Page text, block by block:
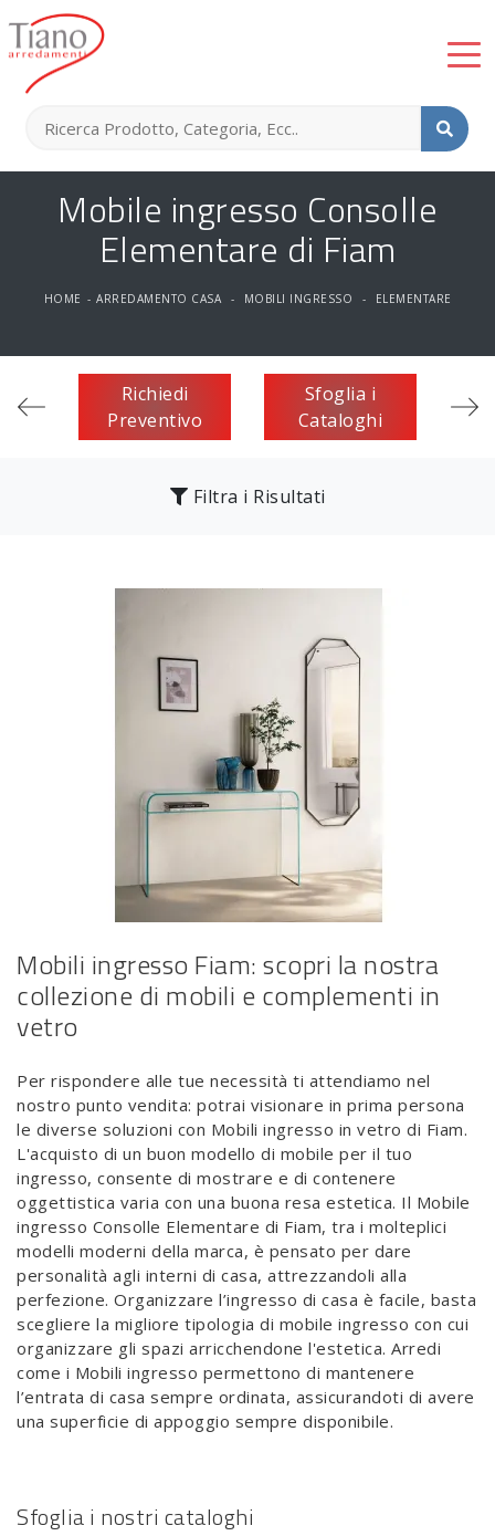
Mobile ingresso Consolle
Elementare di Fiam
HOME - ARREDAMENTO CASA - MOBILI INGRESSO - ELEMENTARE
Richiedi
Preventivo
Sfoglia i
Cataloghi
Filtra i Risultati
Mobili ingresso Fiam: scopri la nostra
collezione di mobili e complementi in
vetro
Per rispondere alle tue necessità ti attendiamo nel
nostro punto vendita: potrai visionare in prima persona
le diverse soluzioni con Mobili ingresso in vetro di Fiam.
L'acquisto di un buon modello di mobile per il tuo
ingresso, consente di mostrare e di contenere
oggettistica varia con una buona resa estetica. Il Mobile
ingresso Consolle Elementare di Fiam, tra i molteplici
modelli moderni della marca, è pensato per dare
personalità agli interni di casa, attrezzandoli alla
perfezione. Organizzare l’ingresso di casa è facile, basta
scegliere la migliore tipologia di mobile ingresso con cui
organizzare gli spazi arricchendone l'estetica. Arredi
come i Mobili ingresso permettono di mantenere
l’entrata di casa sempre ordinata, assicurandoti di avere
una superficie di appoggio sempre disponibile.
Sfoglia i nostri cataloghi